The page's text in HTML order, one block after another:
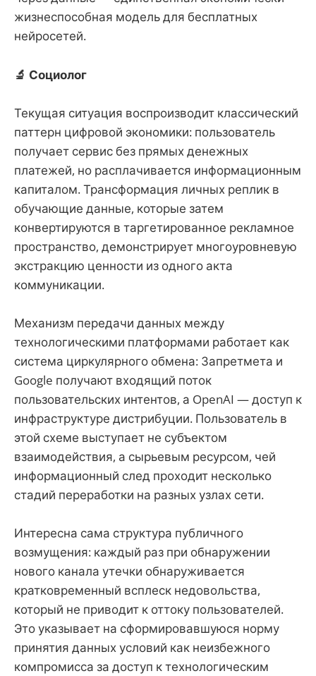
жизнеспособная модель для бесплатных
нейросетей.
🔬 Социолог
Текущая ситуация воспроизводит классический
паттерн цифровой экономики: пользователь
получает сервис без прямых денежных
платежей, но расплачивается информационным
капиталом. Трансформация личных реплик в
обучающие данные, которые затем
конвертируются в таргетированное рекламное
пространство, демонстрирует многоуровневую
экстракцию ценности из одного акта
коммуникации.
Механизм передачи данных между
технологическими платформами работает как
система циркулярного обмена: Запретмета и
Google получают входящий поток
пользовательских интентов, а OpenAI — доступ к
инфраструктуре дистрибуции. Пользователь в
этой схеме выступает не субъектом
взаимодействия, а сырьевым ресурсом, чей
информационный след проходит несколько
стадий переработки на разных узлах сети.
Интересна сама структура публичного
возмущения: каждый раз при обнаружении
нового канала утечки обнаруживается
кратковременный всплеск недовольства,
который не приводит к оттоку пользователей.
Это указывает на сформировавшуюся норму
принятия данных условий как неизбежного
компромисса за доступ к технологическим